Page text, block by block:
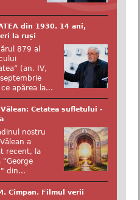
din 1930. 14 ani,
la ruși
879 al
(an. IV,
apărea la...
Cetatea sufletului -
nostru
a
recent, la
"George
din...
Cîmpan. Filmul verii